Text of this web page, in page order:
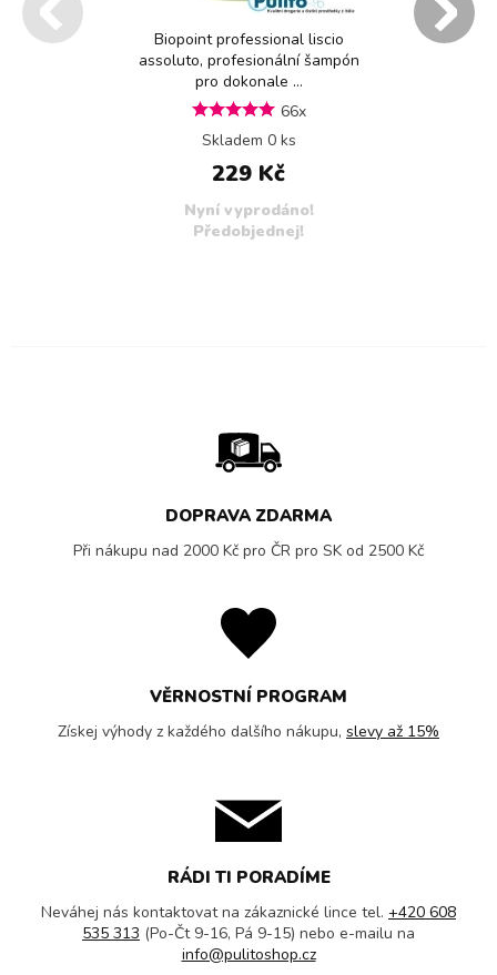
Biopoint professional liscio
assoluto, profesionální šampón
pro dokonale ...
66x
Skladem 0 ks
229 Kč
Nyní vyprodáno!
Předobjednej!
DOPRAVA ZDARMA
Při nákupu nad 2000 Kč pro ČR pro SK od 2500 Kč
VĚRNOSTNÍ PROGRAM
Získej výhody z každého dalšího nákupu, slevy až 15%
RÁDI TI PORADÍME
Neváhej nás kontaktovat na zákaznické lince tel. +420 608
535 313 (Po-Čt 9-16, Pá 9-15) nebo e-mailu na
info@pulitoshop.cz